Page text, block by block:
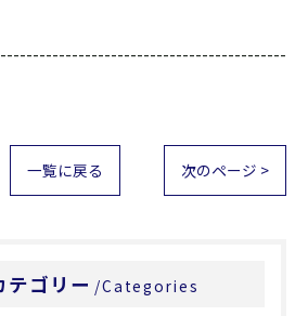
一覧に戻る 次のページ >
テゴリー Categories